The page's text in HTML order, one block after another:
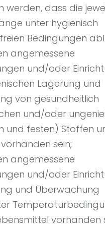
werden, dass die
unter hygienisch
Bedingungen
angemessene
und/oder
Lagerung und
von gesundheitlich
und/oder
und festen) Stoffen
sein;
angemessene
und/oder
und Überwachung
vorhanden